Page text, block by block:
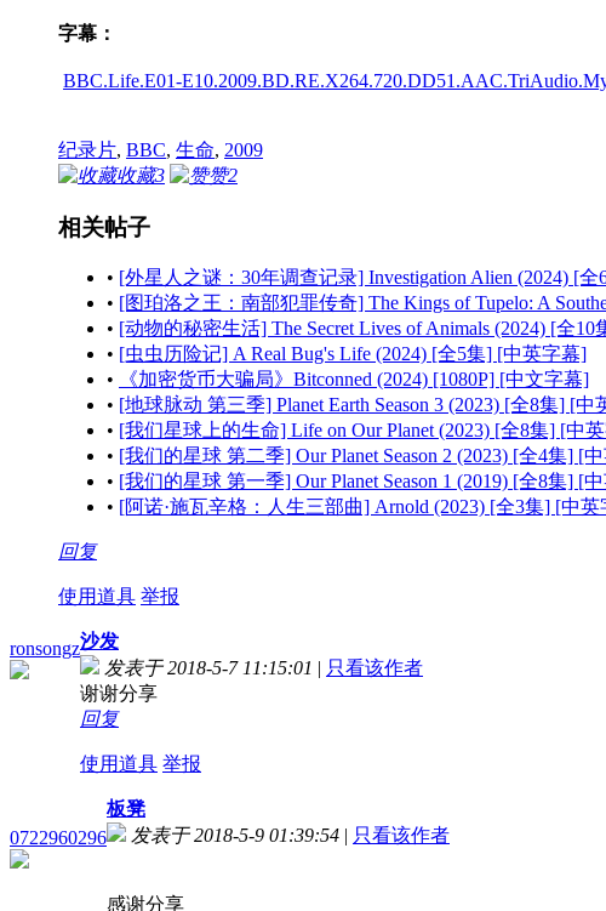
字幕：
BBC.Life.E01-
纪录片, BBC, 生命, 2009
收藏3 赞2
相关帖子
• [外星人之谜：30年调查记录] Investigation Alien (2024) [
• [图珀洛之王：南部犯罪传奇] The Kings of Tupelo: A
• [动物的秘密生活] The Secret Lives of Animals (2024) [全
• [虫虫历险记] A Real Bug's Life (2024) [全5集] [中英字幕]
•
《加密货币大骗局》Bitconned (2024) [1080P] [中文字幕]
• [地球脉动 第三季] Planet Earth Season 3 (2023) [全8集] [中
• [我们星球上的生命] Life on Our Planet (2023) [全8集] [中
• [我们的星球 第二季] Our Planet Season 2 (2023) [全4集] [
• [我们的星球 第一季] Our Planet Season 1 (2019) [全8集] [
• [阿诺·施瓦辛格：人生三部曲] Arnold (2023) [全3集] [中英
回复
使用道具 举报
ronsongz沙发
发表于 2018-5-7 11:15:01 | 只看该作者
谢谢分享
回复
使用道具 举报
0722960296
板凳
发表于 2018-5-9 01:39:54 | 只看该作者
感谢分享